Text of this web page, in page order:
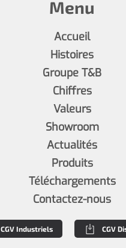
Menu
Accueil
Histoires
Groupe T&B
Chiffres
Valeurs
Showroom
Actualités
Produits
Téléchargements
Contactez-nous
CGV Industriels CGV